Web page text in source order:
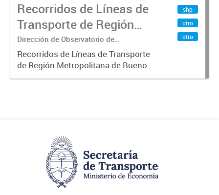
Recorridos de Líneas de
Transporte de Región
Metropolitana de
Buenos Aires (RMBA)
Dirección de Observatorio de
Transporte, Estudio y Sistemas
Recorridos de Líneas de Transporte
de Región Metropolitana de Buenos
Aires (RMBA).-
shp
otro
otro